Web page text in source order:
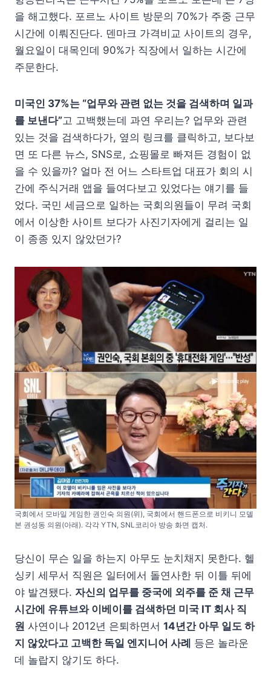
을 해고했다. 포르노 사이트 방문의 70%가 주중 근무
시간에 이뤄진단다. 덴마크 가격비교 사이트의 경우,
월요일이 대목인데 90%가 직장에서 일하는 시간에
주문한다.
미국인 37%는 “업무와 관련 없는 것을 검색하며 일과
를 보낸다”고 고백했는데 과연 우리는? 업무와 관련
있는 것을 검색하다가, 옆의 링크를 클릭하고, 보다보
면 또 다른 뉴스, SNS로, 쇼핑몰로 빠져든 경험이 없
을 수 있을까? 얼마 전 어느 스타트업 대표가 회의 시
간에 주식거래 앱을 들여다보고 있었다는 얘기를 들
었다. 국민 세금으로 일하는 국회의원들이 무려 국회
에서 이상한 사이트 보다가 사진기자에게 걸리는 일
이 종종 있지 않았던가?
국회에서 모바일 게임한 권인숙 의원(위), 국회에서 핸드폰으로 비키니 모델
본 권성동 의원(아래). 각각 YTN, SNL코리아 방송 화면 캡처.
당신이 무슨 일을 하는지 아무도 눈치채지 못한다. 헬
싱키 세무서 직원은 일터에서 돌연사한 뒤 이틀 뒤에
야 발견됐다. 자신의 업무를 중국에 외주를 준 채 근무
시간에 유튜브와 이베이를 검색하던 미국 IT 회사 직
원 사연이나 2012년 은퇴하면서 14년간 아무 일도 하
지 않았다고 고백한 독일 엔지니어 사례 등은 놀라운
데 놀랍지 않기도 하다.